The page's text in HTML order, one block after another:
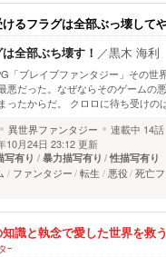
るフラグは全部ぶっ壊して
全部ぶち壊す！ ／黒木 海利
「ブレイブファンタジー」その世
悪だった。なぜならそのゲームの
ったからだ。 クロロに待ち受けの
異世界ファンタジー 連載中 14話
10月24日 23:12 更新
写有り 暴力描写有り 性描写有り
ファンタジー 転生 悪役 死亡
識と執念で愛した世界を救う
ｰ